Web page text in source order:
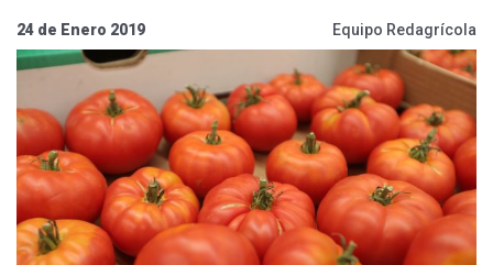
24 de Enero 2019 Equipo Redagrícola